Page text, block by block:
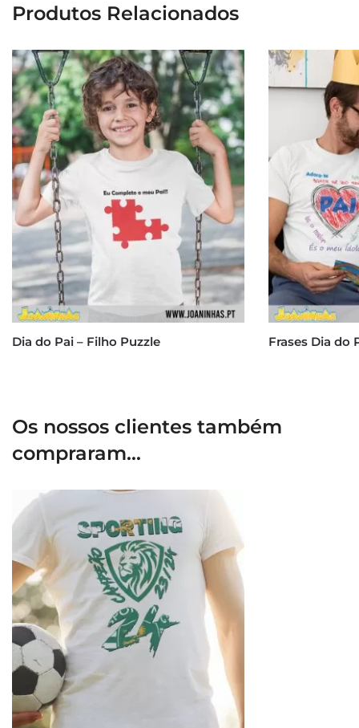
Produtos Relacionados
Dia do Pai – Filho Puzzle Frases Dia do
Os nossos clientes também
compraram...